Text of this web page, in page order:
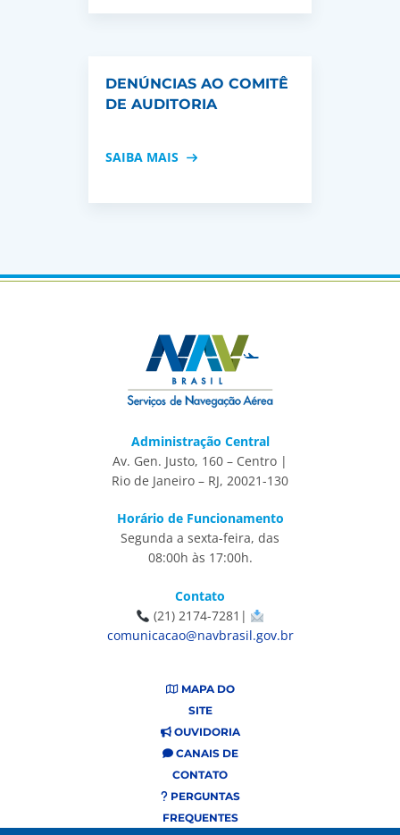
DENÚNCIAS AO COMITÊ
DE AUDITORIA
SAIBA MAIS
Administração Central
Av. Gen. Justo, 160 – Centro |
Rio de Janeiro – RJ, 20021-130
Horário de Funcionamento
Segunda a sexta-feira, das
08:00h às 17:00h.
Contato
(21) 2174-7281|
comunicacao@navbrasil.gov.br
MAPA DO
SITE
OUVIDORIA
CANAIS DE
CONTATO
PERGUNTAS
FREQUENTES